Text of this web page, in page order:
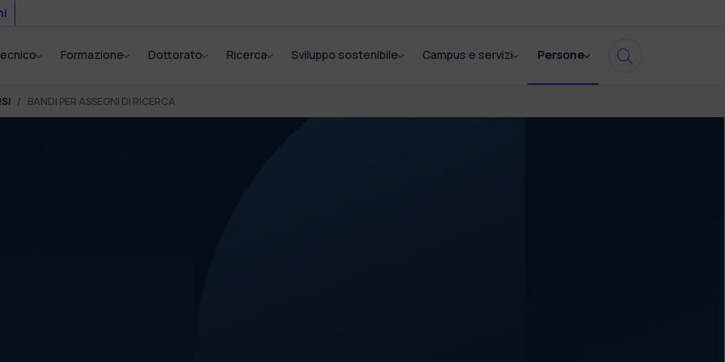
Formazione Dottorato Ricerca Sviluppo sostenibile Campus e servizi Persone
BANDI PER ASSEGNI DI RICERCA